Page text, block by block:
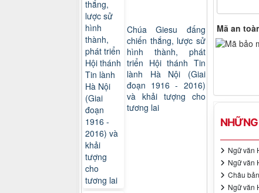
Mã an
Ngữ văn
Ngữ văn
Châu
Ngữ văn
Chúa Giesu đấng
chiến thắng, lược sử
hình thành, phát
triển Hội thánh Tin
lành Hà Nội (Giai
đoạn 1916 - 2016)
và khải tượng cho
tương lai